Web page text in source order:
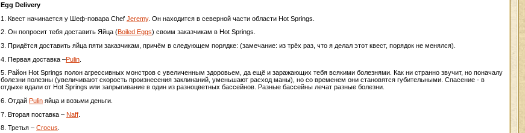
Egg Delivery
1. Квест начинается у Шеф-повара Chef Jeremy. Он находится в северной части области Hot Springs.
2. Он попросит тебя доставить Яйца (Boiled Eggs) своим заказчикам в Hot Springs.
3. Придётся доставить яйца пяти заказчикам, причём в следующем порядке: (замечание: из трёх раз, что я делал этот квест, порядок не менялся).
4. Первая доставка –Pulin
5. Район Hot Springs полон агрессивных монстров с увеличенным здоровьем, да ещё и заражающих тебя всякими болезнями. Как ни странно звучит, но поначалу
болезни полезны (увеличивают скорость произнесения заклинаний, уменьшают расход маны), но со временем они становятся губительными. Спасение - в
отдыхе вдали от Hot Springs или запрыгивание в один из разноцветных бассейнов. Разные бассейны лечат разные болезни.
6. Отдай Pulin яйца и возьми деньги.
7. Вторая поставка – Naff
8. Третья – Crocus